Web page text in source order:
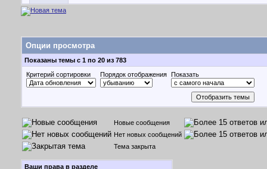
Опции просмотра
Показаны темы с 1 по 20 из 783
Критерий сортировки
Порядок отображения Показать
Новые сообщения
Нет новых сообщений
Тема закрыта
Ваши права в разделе